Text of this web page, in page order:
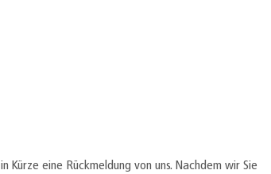
eine Rückmeldung von uns. Nachdem wir Sie